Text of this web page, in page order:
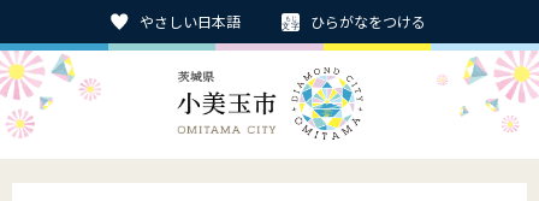
やさしい日本語 ひらがなをつける